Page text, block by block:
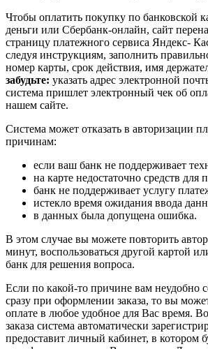
Чтобы оплатить покупку по банковской
деньги или Сбербанк-онлайн, сайт
страницу платежного сервиса Яндекс-
следуя инструкциям, заполнить
номер карты, срок действия, имя
забудьте: указать адрес электронной
система пришлет электронный чек об
нашем сайте.
Система может отказать в авторизации
причинам:
если ваш банк не поддерживает
на карте недостаточно средств для
банк не поддерживает услугу
истекло время ожидания ввода
в данных была допущена ошибка.
В этом случае вы можете повторить
минут, воспользоваться другой картой
банк для решения вопроса.
Если по какой-то причине вам неудобно
сразу при оформлении заказа, то вы
оплате в любое удобное для Вас время.
заказа система автоматически
предоставит личный кабинет, в котором